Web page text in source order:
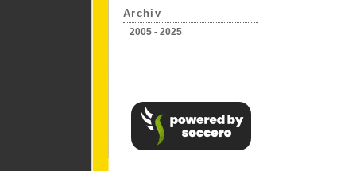
Archiv
2005 - 2025